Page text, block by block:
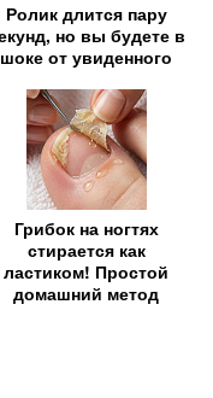
Ролик длится пару
но вы будете в
шоке от увиденного
Грибок на ногтях
стирается как
ластиком! Простой
домашний метод